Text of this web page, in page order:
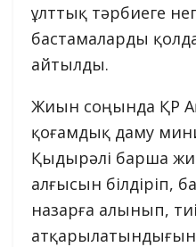
ұлттық тәрбиеге
бастамаларды
айтылды.
Жиын соңында ҚР
қоғамдық даму
Қыдырәлі барша
алғысын білдіріп,
назарға алынып,